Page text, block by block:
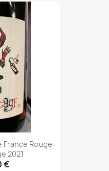
France Rouge
2021
€